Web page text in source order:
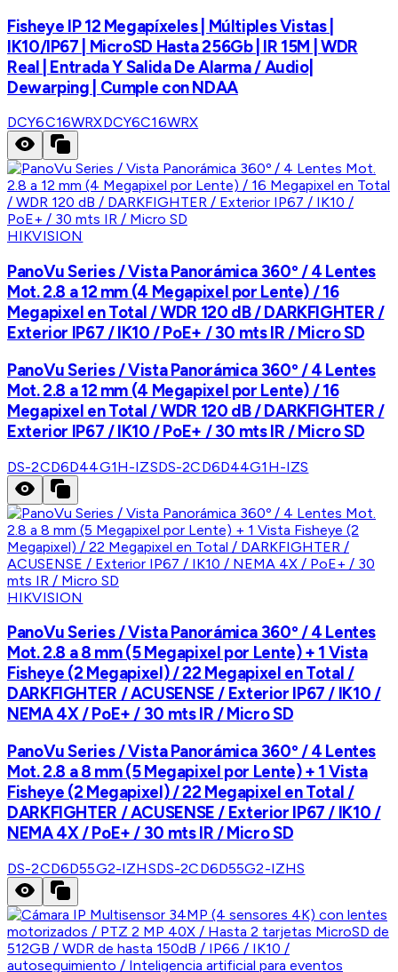
Fisheye IP 12 Megapíxeles | Múltiples Vistas |
IK10/IP67 | MicroSD Hasta 256Gb | IR 15M | WDR
Real | Entrada Y Salida De Alarma / Audio|
Dewarping | Cumple con NDAA
DCY6C16WRXDCY6C16WRX
HIKVISION
PanoVu Series / Vista Panorámica 360º / 4 Lentes
Mot. 2.8 a 12 mm (4 Megapixel por Lente) / 16
Megapixel en Total / WDR 120 dB / DARKFIGHTER /
Exterior IP67 / IK10 / PoE+ / 30 mts IR / Micro SD
PanoVu Series / Vista Panorámica 360º / 4 Lentes
Mot. 2.8 a 12 mm (4 Megapixel por Lente) / 16
Megapixel en Total / WDR 120 dB / DARKFIGHTER /
Exterior IP67 / IK10 / PoE+ / 30 mts IR / Micro SD
DS-2CD6D44G1H-IZSDS-2CD6D44G1H-IZS
HIKVISION
PanoVu Series / Vista Panorámica 360º / 4 Lentes
Mot. 2.8 a 8 mm (5 Megapixel por Lente) + 1 Vista
Fisheye (2 Megapixel) / 22 Megapixel en Total /
DARKFIGHTER / ACUSENSE / Exterior IP67 / IK10 /
NEMA 4X / PoE+ / 30 mts IR / Micro SD
PanoVu Series / Vista Panorámica 360º / 4 Lentes
Mot. 2.8 a 8 mm (5 Megapixel por Lente) + 1 Vista
Fisheye (2 Megapixel) / 22 Megapixel en Total /
DARKFIGHTER / ACUSENSE / Exterior IP67 / IK10 /
NEMA 4X / PoE+ / 30 mts IR / Micro SD
DS-2CD6D55G2-IZHSDS-2CD6D55G2-IZHS